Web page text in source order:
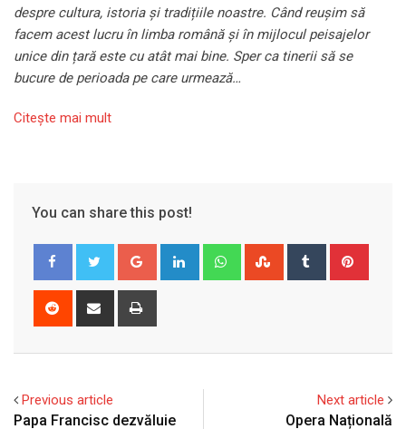
despre cultura, istoria și tradițiile noastre. Când reușim să
facem acest lucru în limba română și în mijlocul peisajelor
unice din țară este cu atât mai bine. Sper ca tinerii să se
bucure de perioada pe care urmează…
Citeşte mai mult
You can share this post!
Google+ LinkedIn WhatsappStumbleUpon
Tumblr
Reddit
Share
Previous article
Papa Francisc dezvăluie
Next article
Opera Națională